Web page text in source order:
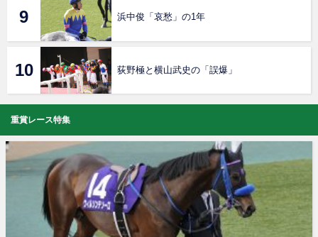
浜中俊「哀愁」の1年
荻野極と横山武史の「誤爆」
重賞レース特集